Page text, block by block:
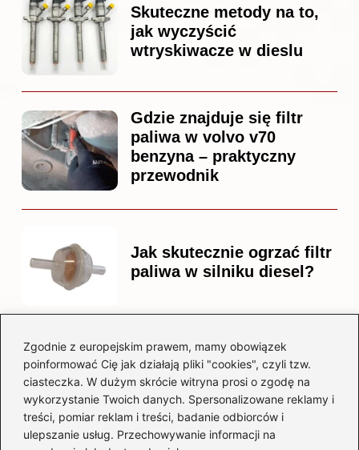
Zgodnie z europejskim prawem, mamy obowiązek
poinformować Cię jak działają pliki "cookies", czyli tzw.
ciasteczka. W dużym skrócie witryna prosi o zgodę na
wykorzystanie Twoich danych. Spersonalizowane reklamy i
treści, pomiar reklam i treści, badanie odbiorców i
ulepszanie usług. Przechowywanie informacji na
Skuteczne metody na to,
jak wyczyścić
wtryskiwacze w dieslu
Gdzie znajduje się filtr
paliwa w volvo v70
benzyna – praktyczny
przewodnik
Jak skutecznie ogrzać filtr
paliwa w silniku diesel?
Czy warto kupować
diesla? Przewodnik dla
przyszłych właścicieli